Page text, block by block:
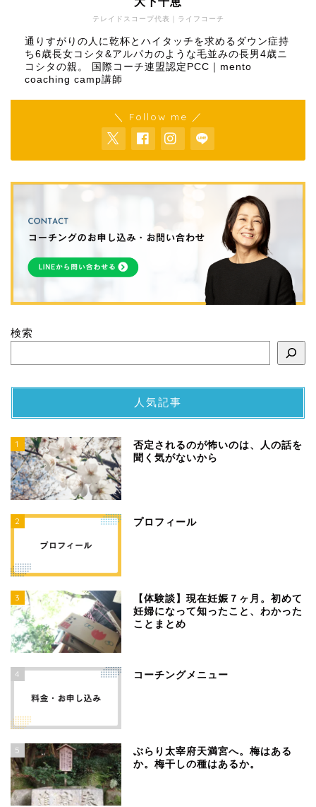
テレイドスコープ代表｜ライフコーチ
通りすがりの人に乾杯とハイタッチを求めるダウン症持
ち6歳長女コシタ&アルパカのような毛並みの長男4歳ニ
コシタの親。 国際コーチ連盟認定PCC｜mento
coaching camp講師
＼ Follow me ／
検索
人気記事
1
否定されるのが怖いのは、人の話を
聞く気がないから
2 プロフィール
3
【体験談】現在妊娠７ヶ月。初めて
妊婦になって知ったこと、わかった
ことまとめ
4 コーチングメニュー
5
ぶらり太宰府天満宮へ。梅はある
か。梅干しの種はあるか。